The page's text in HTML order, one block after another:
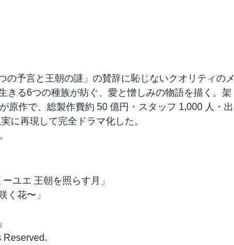
予言と王朝の謎」の賛辞に恥じないクオリティのメ
きる6つの種族が紡ぐ、愛と憎しみの物語を描く。架
原作で、総製作費約 50 億円・スタッフ 1,000 人・出
に再現して完全ドラマ化した。
ユエ 王朝を照らす月」
く花〜」
Reserved.